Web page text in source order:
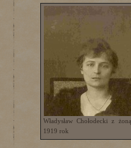
Władysław Chołodecki z
1919 rok